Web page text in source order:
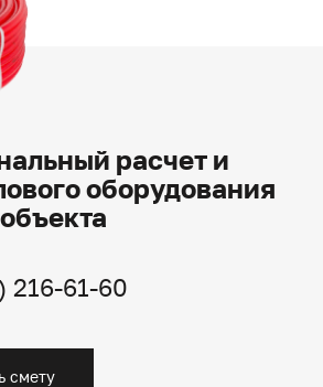
расчет и
оборудования
216-61-60
смету